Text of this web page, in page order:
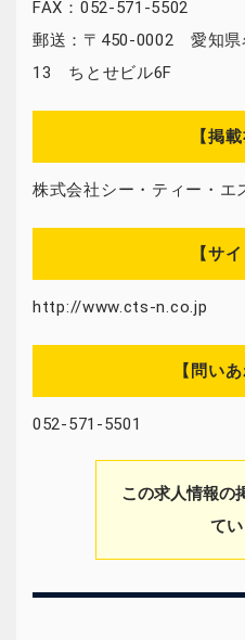
FAX：052-571-5502
郵送：〒450-0002 愛知県
13 ちとせビル6F
【掲
株式会社シー・ティー・エ
【サ
http://www.cts-n.co.jp
【問い
052-571-5501
この求人情報の
て